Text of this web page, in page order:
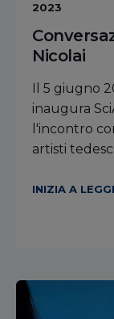
2023
Nicolai
Il 5 giugno
inaugura
l'incontro
artisti
INIZIA A